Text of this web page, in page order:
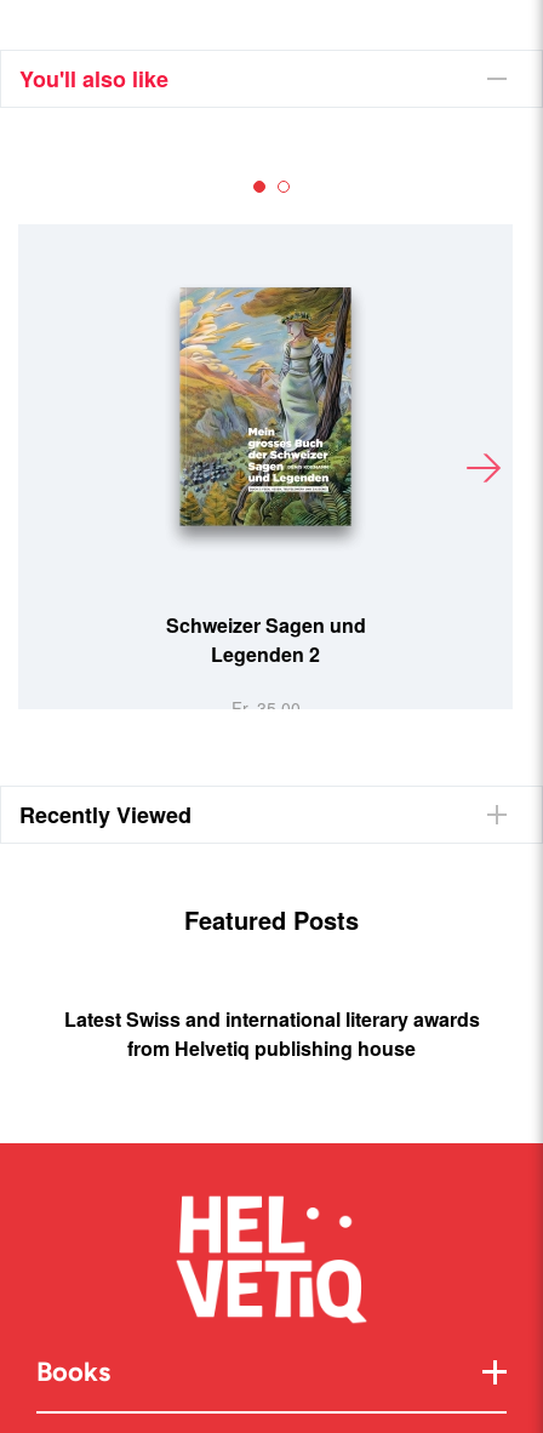
You'll also like
Schweizer Sagen und
Legenden 2
Fr. 35.00
Recently Viewed
Featured Posts
Latest Swiss and international literary awards
from Helvetiq publishing house
Books